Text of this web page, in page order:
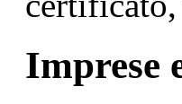
Imprese